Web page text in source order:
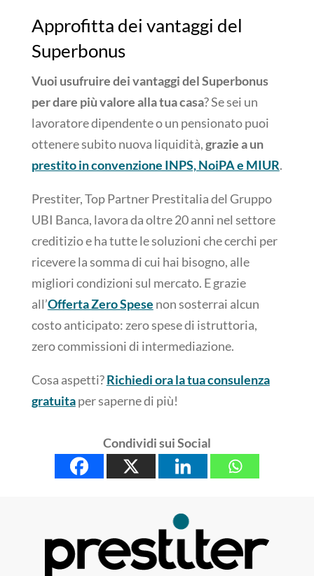
Approfitta dei vantaggi del
Superbonus
Vuoi usufruire dei vantaggi del Superbonus
per dare più valore alla tua casa? Se sei un
lavoratore dipendente o un pensionato puoi
ottenere subito nuova liquidità,grazie a un
prestito in convenzione INPS, NoiPA e MIUR.
Prestiter, Top Partner Prestitalia del Gruppo
UBI Banca, lavora da oltre 20 anni nel settore
creditizio e ha tutte le soluzioni che cerchi per
ricevere la somma di cui hai bisogno, alle
migliori condizioni sul mercato. E grazie
all’Offerta Zero Spese non sosterrai alcun
costo anticipato: zero spese di istruttoria,
zero commissioni di intermediazione.
Cosa aspetti?Richiedi ora la tua consulenza
gratuitaper saperne di più!
Condividi sui Social